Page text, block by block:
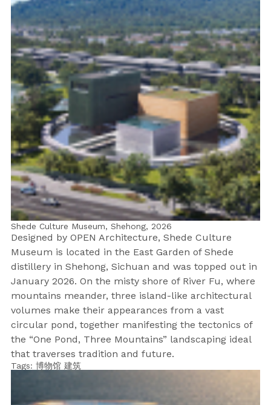
Shede Culture Museum, Shehong, 2026
Designed by OPEN Architecture, Shede Culture
Museum is located in the East Garden of Shede
distillery in Shehong, Sichuan and was topped out in
January 2026. On the misty shore of River Fu, where
mountains meander, three island-like architectural
volumes make their appearances from a vast
circular pond, together manifesting the tectonics of
the “One Pond, Three Mountains” landscaping ideal
that traverses tradition and future.
Tags: 博物馆 建筑